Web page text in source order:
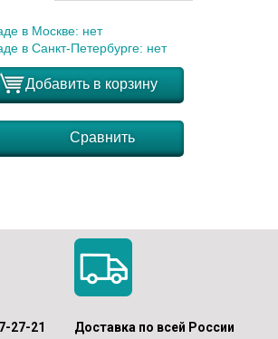
в Москве: нет
в Санкт-Петербурге: нет
Добавить в корзину
Сравнить
27-21 Доставка по всей России